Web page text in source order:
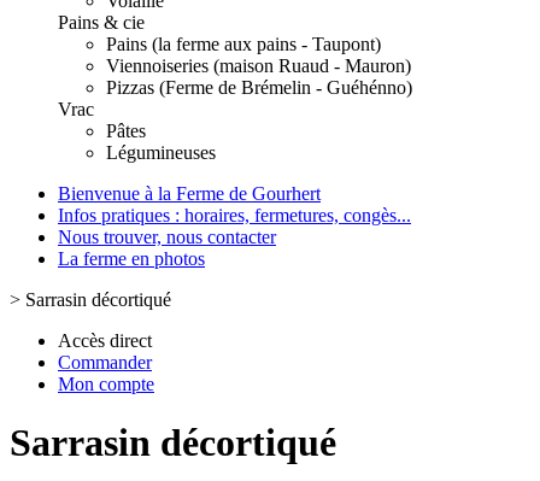
Pains & cie
Pains (la ferme aux pains - Taupont)
Viennoiseries (maison Ruaud - Mauron)
Pizzas (Ferme de Brémelin - Guéhénno)
Vrac
Pâtes
Légumineuses
Bienvenue à la Ferme de Gourhert
Infos pratiques : horaires, fermetures, congès...
Nous trouver, nous contacter
La ferme en photos
> Sarrasin décortiqué
Accès direct
Commander
Mon compte
Sarrasin décortiqué